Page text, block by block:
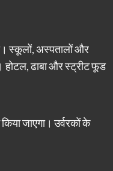
स्कूलों, अस्पतालों और
होटल, ढाबा और स्ट्रीट फूड
जाएगा। उर्वरकों के